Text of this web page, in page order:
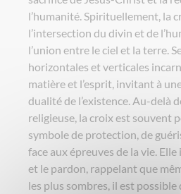
l’humanité. Spirituellement, la
l’intersection du divin et de
l’union entre le ciel et la terre.
horizontales et verticales
matière et l’esprit, invitant à
dualité de l’existence. Au-delà
religieuse, la croix est souvent
symbole de protection, de
face aux épreuves de la vie. Elle
et le pardon, rappelant que
les plus sombres, il est